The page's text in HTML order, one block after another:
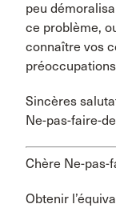
peu
ce problème,
connaître vos
Sincères
Ne-pas-faire-
Chère Ne-pas-
Obtenir